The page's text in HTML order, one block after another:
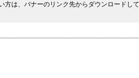
方は、バナーのリンク先からダウンロードして